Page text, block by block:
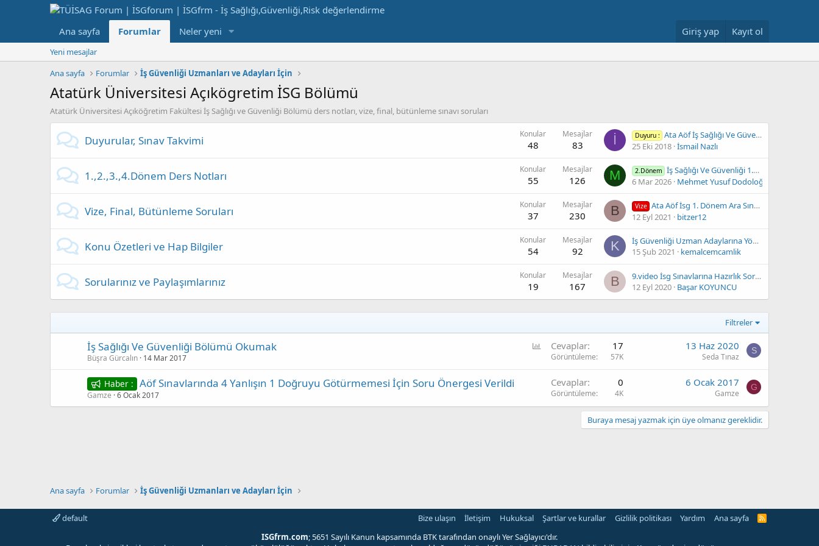
Ana sayfa Forumlar Neler yeni Giriş yap Kayıt ol
Yeni mesajlar
Ana sayfa
Forumlar İş Güvenliği Uzmanları ve Adayları İçin
Atatürk Üniversitesi Açıkögretim İSG Bölümü
Atatürk Üniversitesi Açıköğretim Fakültesi İş Sağlığı ve Güvenliği Bölümü ders notları, vize, final, bütünleme sınavı soruları
Duyurular, Sınav Takvimi Konular
48
Mesajlar
83 İ Duyuru : Ata Aöf İş Sağlığı Ve Güvenliği Bahar Dönemi Vize Sınav Sonuçları
25 Eki 2018 İsmail Nazlı
1.,2.,3.,4.Dönem Ders Notları Konular
55
Mesajlar
126 M 2.Dönem İş Sağlığı Ve Güvenliği 1.sınıf Bahar Dönemi Kimyasal Maddeler Ve Tehlikeleri (konu)
6 Mar 2026 Mehmet Yusuf Dodoloğlu
Vize, Final, Bütünleme Soruları Konular
37
Mesajlar
230 B Vize Ata Aöf İsg 1. Dönem Ara Sınav Sorularını Tartışma Alanı (03 Aralık)
12 Eyl 2021
bitzer12
Konu Özetleri ve Hap Bilgiler Konular
54
Mesajlar
92 K
İş Güvenliği Uzman Adaylarına Yönelik Çalışma Kitabı
15 Şub 2021
kemalcemcamlik
Sorularınız ve Paylaşımlarınız Konular
19
Mesajlar
167 B
9.video İsg Sınavlarına Hazırlık Soru Çözümüne Devam
12 Eyl 2020 Başar KOYUNCU
Filtreler
O
İş Sağlığı Ve Güvenliği Bölümü Okumak
Büşra Gürcalın 14 Mar 2017
Cevaplar 17
Görüntüleme 57K
13 Haz 2020
Seda Tınaz
S
Haber : Aöf Sınavlarında 4 Yanlışın 1 Doğruyu Götürmemesi İçin Soru Önergesi Verildi
Gamze 6 Ocak 2017
Cevaplar 0
Görüntüleme 4K
6 Ocak 2017
Gamze
G
Buraya mesaj yazmak için üye olmanız gereklidir.
Ana sayfa Forumlar İş Güvenliği Uzmanları ve Adayları İçin
default Bize ulaşın İletişim Hukuksal Şartlar ve kurallar Gizlilik politikası Yardım Ana sayfa
R
ISGfrm.com; 5651 Sayılı Kanun kapsamında BTK tarafından onaylı Yer Sağlayıcı'dır.